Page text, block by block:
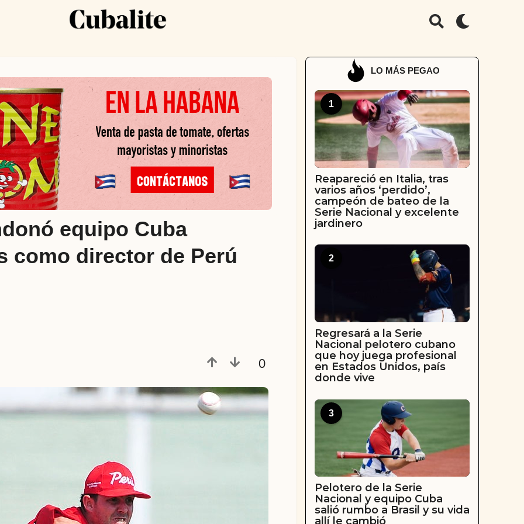
equipo Cuba
como director de Perú
0
LO MÁS PEGAO
1
Reapareció en Italia, tras
varios años ‘perdido’,
campeón de bateo de la
Serie Nacional y excelente
jardinero
2
Regresará a la Serie
Nacional pelotero cubano
que hoy juega profesional
en Estados Unidos, país
donde vive
3
Pelotero de la Serie
Nacional y equipo Cuba
salió rumbo a Brasil y su vida
allí le cambió